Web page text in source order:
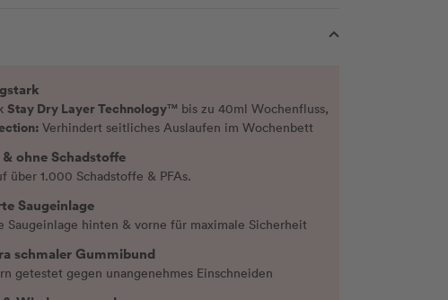
Stay Dry Layer Technology™ bis zu 40ml Wochenfluss,
Verhindert seitliches Auslaufen im Wochenbett
ohne Schadstoffe
über 1.000 Schadstoffe & PFAs.
Saugeinlage
Saugeinlage hinten & vorne für maximale Sicherheit
schmaler Gummibund
getestet gegen unangenehmes Einschneiden